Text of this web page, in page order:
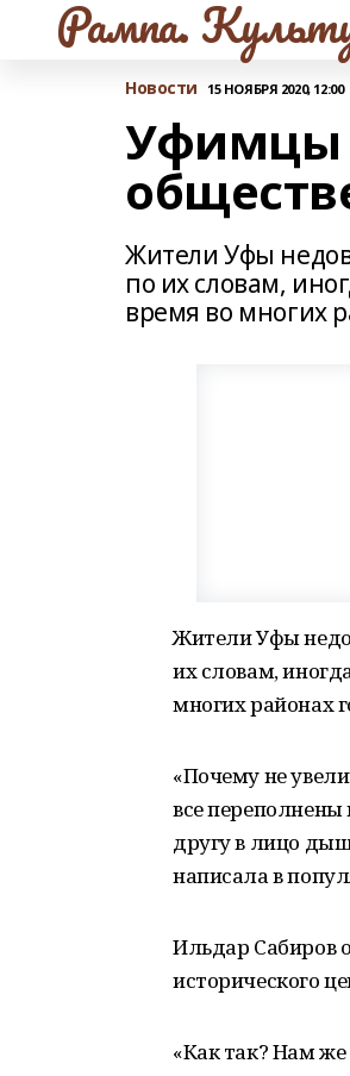
Рампа.
Новости 15 НОЯБРЯ 2020, 12:00
Уфимцы
Жители Уфы
по их словам,
время во многих
Жители Уфы
их словам,
многих районах
«Почему не
все
другу в лицо
написала в
Ильдар Сабиров
исторического
«Как так? Нам